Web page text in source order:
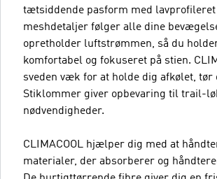
tætsiddende pasform med
meshdetaljer følger alle dine
opretholder luftstrømmen, så du
komfortabel og fokuseret på stien.
sveden væk for at holde dig afkølet, tør
Stiklommer giver opbevaring til trail-
nødvendigheder.
CLIMACOOL hjælper dig med at
materialer, der absorberer og